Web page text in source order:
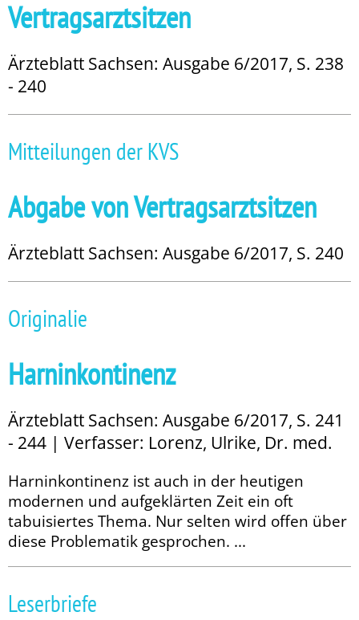
Vertragsarztsitzen
Ärzteblatt Sachsen: Ausgabe 6/2017, S. 238
- 240
Mitteilungen der KVS
Abgabe von Vertragsarztsitzen
Ärzteblatt Sachsen: Ausgabe 6/2017, S. 240
Originalie
Harninkontinenz
Ärzteblatt Sachsen: Ausgabe 6/2017, S. 241
- 244 | Verfasser: Lorenz, Ulrike, Dr. med.
Harninkontinenz ist auch in der heutigen
modernen und aufgeklärten Zeit ein oft
tabuisiertes Thema. Nur selten wird offen über
diese Problematik gesprochen. ...
Leserbriefe